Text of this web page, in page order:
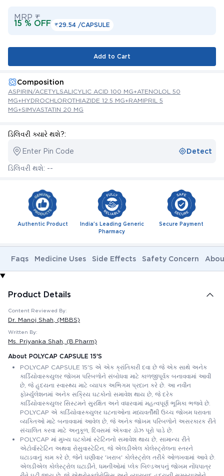
MRP ₹
15 % OFF ₹29.54 /CAPSULE
Add to Cart
Composition
ASPIRIN/ACETYLSALICYLIC ACID 100 MG+ATENOLOL 50
MG+HYDROCHLOROTHIAZIDE 12.5 MG+RAMIPRIL 5
MG+SIMVASTATIN 20 MG
ડિલિવરી ક્યારે થશે?:
Enter Pin Code Detect
ડિલિવરી થશે: --
Authentic Product
India's Leading Generic
Pharmacy
Secure Payment
Faqs Medicine Uses Side Effects Safety Concern
Product Details
Content Reviewed By:
Dr. Manoj Shah , (MBBS)
Written By:
Ms. Priyanka Shah , (B.Pharm)
About POLYCAP CAPSULE 15'S
POLYCAP CAPSULE 15'S એ એક ક્રાંતિકારી દવા છે જે એક સાથે અનેક
કાર્ડિયોવાસ્ક્યુલર જોખમ પરિબળોને સંબોધવા માટે કાળજીપૂર્વક બનાવવામાં આવી
છે, જે હૃદયના સ્વાસ્થ્ય માટે વ્યાપક અભિગમ પ્રદાન કરે છે. આ નવીન
ફોર્મ્યુલેશનમાં અનેક સક્રિય ઘટકોનો સમાવેશ થાય છે, જે દરેક
કાર્ડિયોવાસ્ક્યુલર સિસ્ટમને સુરક્ષિત અને વધારવામાં મહત્વપૂર્ણ ભૂમિકા ભજવે છે.
POLYCAP એ કાર્ડિયોવાસ્ક્યુલર ઘટનાઓના મધ્યવર્તીથી ઉચ્ચ જોખમ ધરાવતા
વ્યક્તિઓ માટે બનાવવામાં આવેલ છે, જે અનેક જોખમ પરિબળોને અસરકારક રીતે
સંચાલિત કરવા માટે અનુકૂળ, દિવસમાં એકવાર ડોઝ પૂરો પાડે છે.
POLYCAP માં મુખ્ય ઘટકોમાં સ્ટેટિનનો સમાવેશ થાય છે, સામાન્ય રીતે
એટોર્વાસ્ટેટિન અથવા રોસુવાસ્ટેટિન, જે એલડીએલ કોલેસ્ટ્રોલના સ્તરને
ઘટાડવાનું કામ કરે છે, જેને ઘણીવાર 'ખરાબ' કોલેસ્ટ્રોલ તરીકે ઓળખવામાં આવે છે.
એલડીએલ કોલેસ્ટ્રોલ ઘટાડીને, ધમનીઓમાં પ્લેક બિલ્ડઅપનું જોખમ નોંધપાત્ર